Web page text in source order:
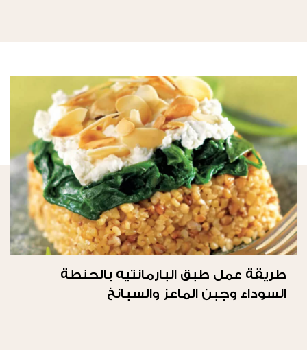
طريقة عمل طبق البارمانتيه بالحنطة
السوداء وجبن الماعز والسبانخ